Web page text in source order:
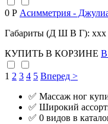
0 Р Асимметрия -
Габариты (Д Ш В Г): xxx
КУПИТЬ В КОРЗИНЕ
1 2 3 4 5 Вперед >
✅ Массаж ног
✅ Широкий
✅ 0 видов в